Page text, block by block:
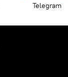
Telegram